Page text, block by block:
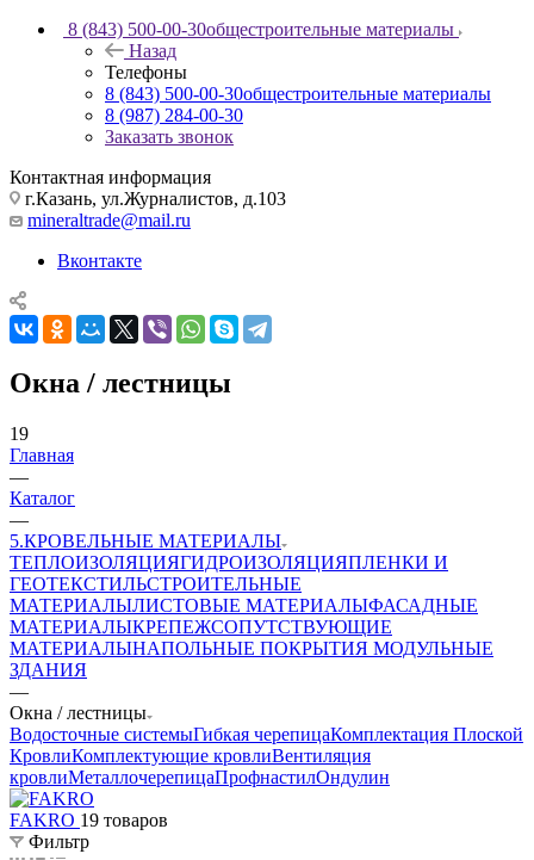
8 (843) 500-00-30общестроительные материалы
Назад
Телефоны
8 (843) 500-00-30общестроительные материалы
8 (987) 284-00-30
Заказать звонок
Контактная информация
г.Казань, ул.Журналистов, д.103
mineraltrade@mail.ru
Вконтакте
Окна / лестницы
19
Главная
—
Каталог
—
5.КРОВЕЛЬНЫЕ МАТЕРИАЛЫ
ТЕПЛОИЗОЛЯЦИЯГИДРОИЗОЛЯЦИЯПЛЕНКИ И
ГЕОТЕКСТИЛЬСТРОИТЕЛЬНЫЕ
МАТЕРИАЛЫЛИСТОВЫЕ МАТЕРИАЛЫФАСАДНЫЕ
МАТЕРИАЛЫКРЕПЕЖСОПУТСТВУЮЩИЕ
МАТЕРИАЛЫНАПОЛЬНЫЕ ПОКРЫТИЯ МОДУЛЬНЫЕ
ЗДАНИЯ
—
Окна / лестницы
Водосточные системыГибкая черепицаКомплектация Плоской
КровлиКомплектующие кровлиВентиляция
кровлиМеталлочерепицаПрофнастилОндулин
FAKRO 19 товаров
Фильтр